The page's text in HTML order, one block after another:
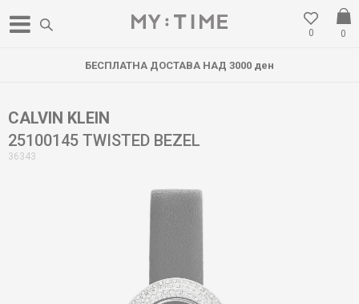
0
0
БЕСПЛАТНА ДОСТАВА НАД 3000 ден
CALVIN KLEIN
25100145 TWISTED BEZEL
36343